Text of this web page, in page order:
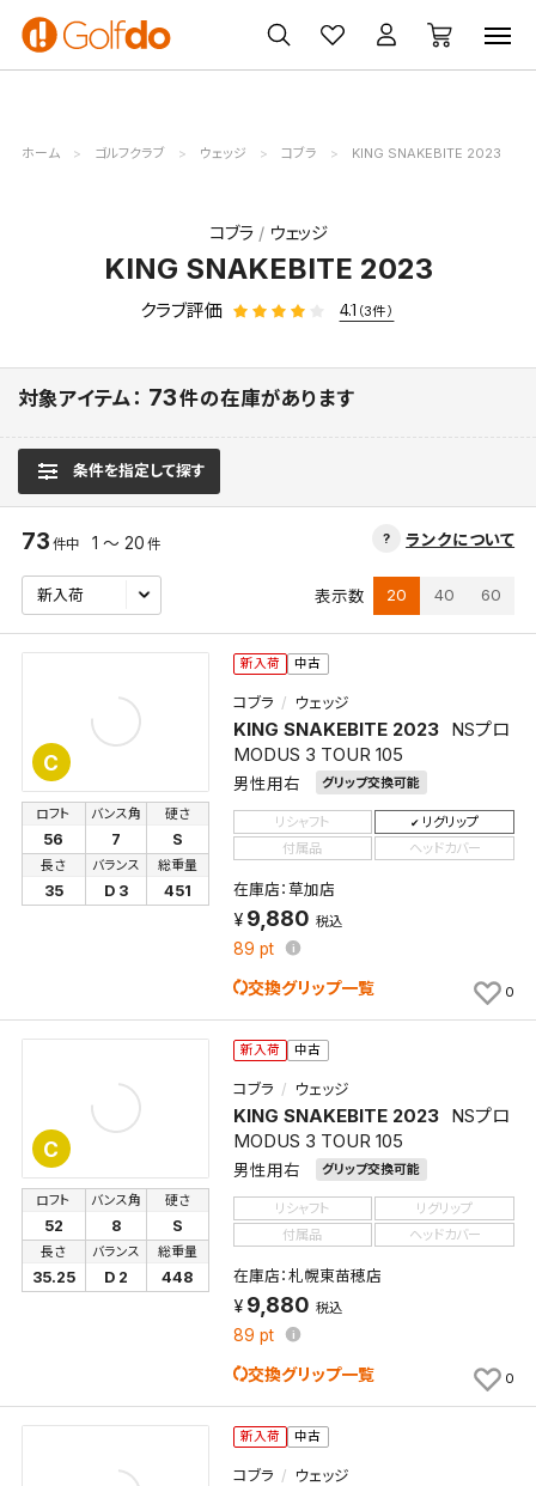
ゴルフ
クラブ
ゴルフ用品
買取
無料査定
クーポン
一覧
ホーム ゴルフクラブ ウェッジ コブラ KING SNAKEBITE 2023
コブラ ウェッジ
KING SNAKEBITE 2023
クラブ評価 4.1 （3件）
対象アイテム： 73件の在庫があります
条件を指定して探す
ランクについて
73 件中 1 ～ 20 件
表示数 20 40 60
C
新入荷 中古
コブラ ウェッジ
KING SNAKEBITE 2023
NSプロ
MODUS 3 TOUR 105
男性用右 グリップ交換可能
ロフト
56
バンス角
7
硬さ
S
長さ
35
バランス
D 3
総重量
451
リシャフト
リグリップ
付属品
ヘッドカバー
在庫店：草加店
9,880 税込
89 pt
交換グリップ一覧 0
C
新入荷 中古
コブラ ウェッジ
KING SNAKEBITE 2023
NSプロ
MODUS 3 TOUR 105
男性用右 グリップ交換可能
ロフト
52
バンス角
8
硬さ
S
長さ
35.25
バランス
D 2
総重量
448
リシャフト
リグリップ
付属品
ヘッドカバー
在庫店：札幌東苗穂店
9,880 税込
89 pt
交換グリップ一覧 0
新入荷 中古
コブラ ウェッジ